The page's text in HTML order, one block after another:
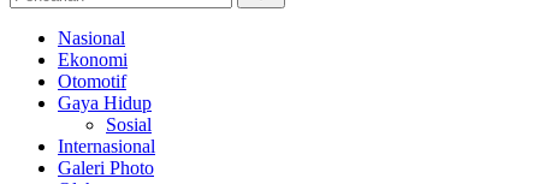
Nasional
Ekonomi
Otomotif
Gaya Hidup
Sosial
Internasional
Galeri Photo